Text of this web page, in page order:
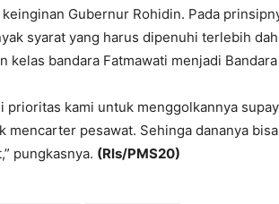
keinginan Gubernur Rohidin. Pada
syarat yang harus dipenuhi terlebih
kelas bandara Fatmawati menjadi
prioritas kami untuk menggolkannya
mencarter pesawat. Sehinga dananya
pungkasnya. (Rls/PMS20)